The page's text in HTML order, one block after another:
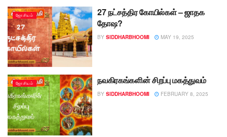
ஜோசியம்
27 நட்சத்திர கோயில்கள் – ஜாதக
தோஷ?
BY SIDDHARBHOOMI MAY 19, 2025
ஜோசியம் நவகிரகங்களின் சிறப்பு மகத்துவம்
BY SIDDHARBHOOMI FEBRUARY 8, 2025